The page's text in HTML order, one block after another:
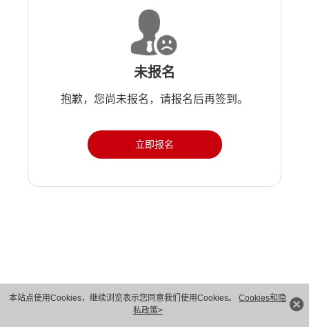
本站点使用Cookies，继续浏览表示您同意我们使用Cookies。 Cookies和隐
私政策>
未报名
抱歉，您尚未报名，请报名后再签到。
立即报名
版权所有 © 华为技术有限公司 1998-2026。 保留一切权利。粤A2-20044005号
隐私保护
法律声明